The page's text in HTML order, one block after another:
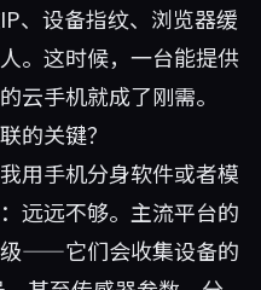
、设备指纹、浏览器缓
。这时候，一台能提供
云手机就成了刚需。
的关键？
用手机分身软件或者模
远远不够。主流平台的
——它们会收集设备的